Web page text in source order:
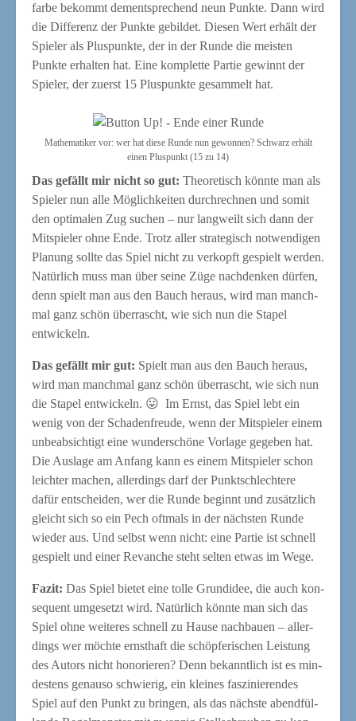
far­be bekommt dem­entspre­chend neun Punk­te. Dann wird
die Dif­fe­renz der Punk­te gebil­det. Die­sen Wert erhält der
Spie­ler als Plus­punk­te, der in der Run­de die meis­ten
Punk­te erhal­ten hat. Eine kom­plet­te Par­tie gewinnt der
Spie­ler, der zuerst 15 Plus­punk­te gesam­melt hat.
Mathe­ma­ti­ker vor: wer hat die­se Run­de nun gewon­nen? Schwarz erhält
einen Plus­punkt (15 zu 14)
Das gefällt mir nicht so gut: Theo­re­tisch könn­te man als
Spie­ler nun alle Mög­lich­kei­ten durch­rech­nen und somit
den opti­ma­len Zug suchen – nur lang­weilt sich dann der
Mit­spie­ler ohne Ende. Trotz aller stra­te­gisch not­wen­di­gen
Pla­nung soll­te das Spiel nicht zu ver­kopft gespielt wer­den.
Natür­lich muss man über sei­ne Züge nach­den­ken dür­fen,
denn spielt man aus den Bauch her­aus, wird man manch­
mal ganz schön über­rascht, wie sich nun die Sta­pel
entwickeln.
Das gefällt mir gut: Spielt man aus den Bauch her­aus,
wird man manch­mal ganz schön über­rascht, wie sich nun
die Sta­pel ent­wi­ckeln. 😛 Im Ernst, das Spiel lebt ein
wenig von der Scha­den­freu­de, wenn der Mit­spie­ler einem
unbe­ab­sich­tigt eine wun­der­schö­ne Vor­la­ge gege­ben hat.
Die Aus­la­ge am Anfang kann es einem Mit­spie­ler schon
leich­ter machen, aller­dings darf der Punkt­schlech­te­re
dafür ent­schei­den, wer die Run­de beginnt und zusätz­lich
gleicht sich so ein Pech oft­mals in der nächs­ten Run­de
wie­der aus. Und selbst wenn nicht: eine Par­tie ist schnell
gespielt und einer Revan­che steht sel­ten etwas im Wege.
Fazit: Das Spiel bie­tet eine tol­le Grund­idee, die auch kon­
se­quent umge­setzt wird. Natür­lich könn­te man sich das
Spiel ohne wei­te­res schnell zu Hau­se nach­bau­en – aller­
dings wer möch­te ernst­haft die schöp­fe­ri­schen Leis­tung
des Autors nicht hono­rie­ren? Denn bekannt­lich ist es min­
des­tens genau­so schwie­rig, ein klei­nes fas­zi­nie­ren­des
Spiel auf den Punkt zu brin­gen, als das nächs­te abend­fül­